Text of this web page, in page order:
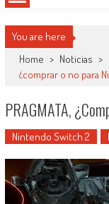
You are here
Home > Noticias >
¿comprar o no para
PRAGMATA,
Nintendo Switch 2